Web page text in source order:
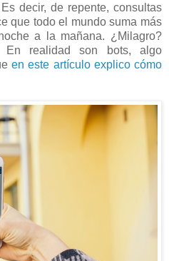
decir, de repente, consultas
que todo el mundo suma más
a la mañana. ¿Milagro?
En realidad son bots, algo
en este artículo explico cómo